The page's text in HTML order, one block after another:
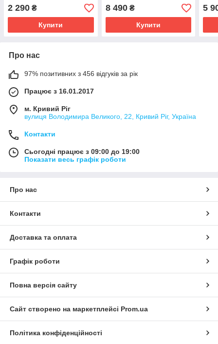
2 290 ₴
Купити
8 490₴
Купити
5
Про нас
97% позитивних з 456 відгуків за рік
Працює з 16.01.2017
м. Кривий Ріг
вулиця Володимира Великого, 22, Кривий Ріг, Україна
Контакти
Сьогодні працює з 09:00 до 19:00
Показати весь графік роботи
Про нас
Контакти
Доставка та оплата
Графік роботи
Повна версія сайту
Сайт створено на маркетплейсі Prom.ua
Політика конфіденційності